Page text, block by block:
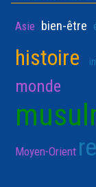
Asie bien-être
histoire
monde
Moyen-Orient